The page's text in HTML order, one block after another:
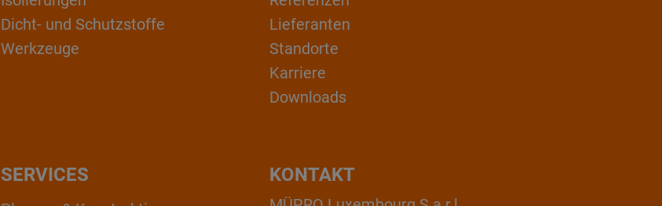
Dicht- und Schutzstoffe
Werkzeuge
Lieferanten
Standorte
Karriere
Downloads
KONTAKT
SERVICES